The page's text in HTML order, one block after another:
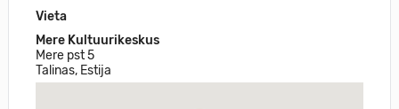
Vieta
Mere Kultuurikeskus
Mere pst 5
Talinas, Estija